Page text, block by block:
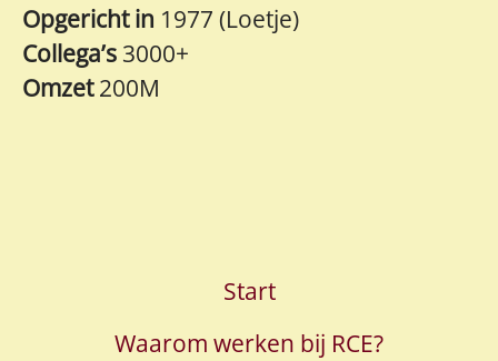
Opgericht in 1977 (Loetje)
Collega’s 3000+
Omzet200M
Start
Waarom werken bij RCE?